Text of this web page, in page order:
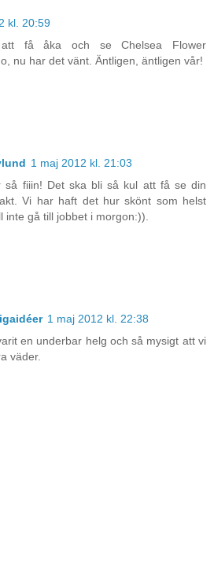
kl. 20:59
få åka och se Chelsea Flower
nu har det vänt. Äntligen, äntligen vår!
1 maj 2012 kl. 21:03
så fiiin! Det ska bli så kul att få se din
Vi har haft det hur skönt som helst
inte gå till jobbet i morgon:)).
1 maj 2012 kl. 22:38
en underbar helg och så mysigt att vi
väder.